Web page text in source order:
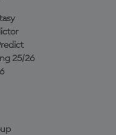
25/26